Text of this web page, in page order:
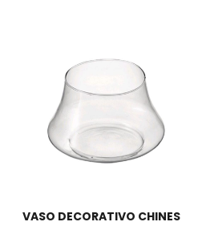
VASO DECORATIVO CHINES